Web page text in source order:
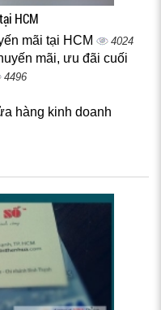
HCM
mãi tại HCM 4024
mãi, ưu đãi cuối
4496
hàng kinh doanh